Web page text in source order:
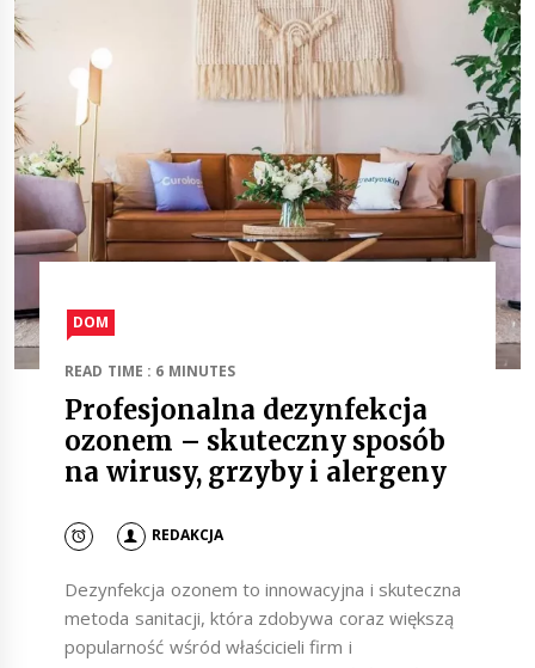
DOM
READ TIME : 6 MINUTES
Profesjonalna dezynfekcja
ozonem – skuteczny sposób
na wirusy, grzyby i alergeny
REDAKCJA
Dezynfekcja ozonem to innowacyjna i skuteczna
metoda sanitacji, która zdobywa coraz większą
popularność wśród właścicieli firm i